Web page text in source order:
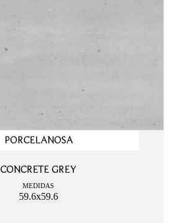
PORCELANOSA
CONCRETE GREY
MEDIDAS
59.6x59.6